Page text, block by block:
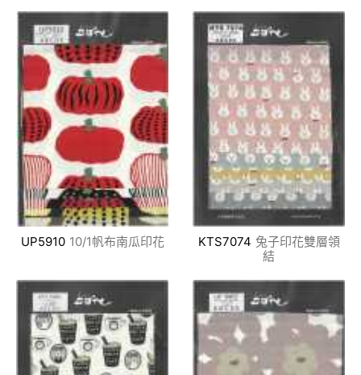
UP5910 10/1帆布南瓜印花 KTS7074 兔子印花雙層領
結